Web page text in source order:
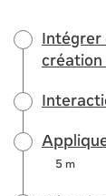
Intégrer
création
5 m